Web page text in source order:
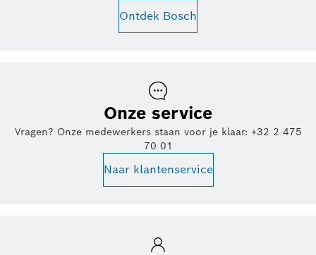
Ontdek Bosch
Onze service
Vragen? Onze medewerkers staan voor je klaar: +32 2 475
70 01
Naar klantenservice